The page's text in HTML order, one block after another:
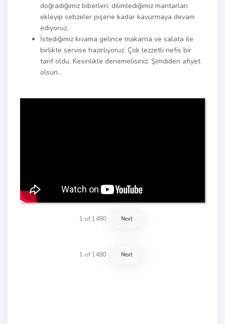
doğradığımız biberleri, dilimlediğimiz mantarları
ekleyip sebzeler pişene kadar kavurmaya devam
ediyoruz.
İstediğimiz kıvama gelince makarna ve salata ile
birlikte servise hazırlıyoruz. Çok lezzetli nefis bir
tarif oldu. Kesinlikle denemelisiniz. Şimdiden afiyet
olsun…
1 of 1480 Next
1 of 1480 Next